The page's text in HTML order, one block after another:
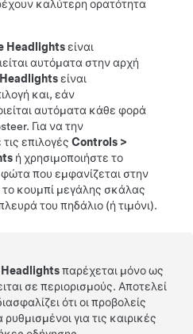
καλύτερη ορατότητα
Headlightsείναι
αυτόματα στην αρχή
είναι
και, εάν
αυτόματα κάθε φορά
. Για να την
επιλογές Controls >
ή χρησιμοποιήστε το
που εμφανίζεται στην
κουμπί μεγάλης σκάλας
του πηδάλιο (ή τιμόνι).
παρέχεται μόνο ως
σε περιορισμούς. Αποτελεί
ότι οι προβολείς
για τις καιρικές